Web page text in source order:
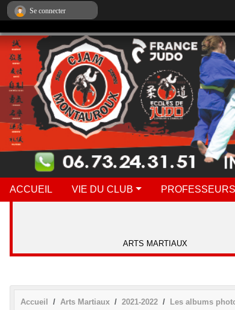
ACCUEIL VIE DU CLUB PROFESSEURS
ARTS MARTIAUX
Accueil Arts Martiaux 2021-2022 Les albums
Se connecter
Panneau de gestion des cookies